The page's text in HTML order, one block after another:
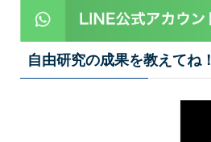
自由研究の成果を教えてね！